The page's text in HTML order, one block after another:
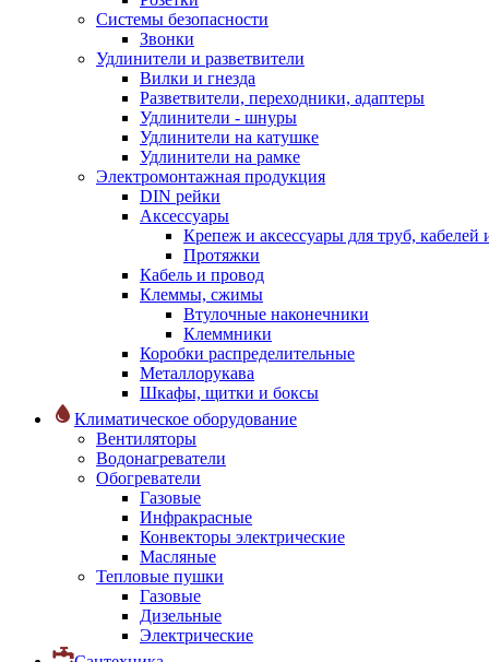
Системы безопасности
Звонки
Удлинители и разветвители
Вилки и гнезда
Разветвители, переходники, адаптеры
Удлинители - шнуры
Удлинители на катушке
Удлинители на рамке
Электромонтажная продукция
DIN рейки
Аксессуары
Крепеж и аксессуары для труб, кабелей
Протяжки
Кабель и провод
Клеммы, сжимы
Втулочные наконечники
Клеммники
Коробки распределительные
Металлорукава
Шкафы, щитки и боксы
Климатическое оборудование
Вентиляторы
Водонагреватели
Обогреватели
Газовые
Инфракрасные
Конвекторы электрические
Масляные
Тепловые пушки
Газовые
Дизельные
Электрические